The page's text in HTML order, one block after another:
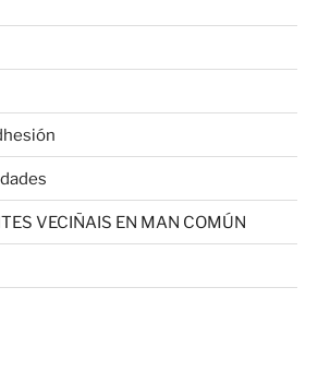
VECIÑAIS EN MAN COMÚN